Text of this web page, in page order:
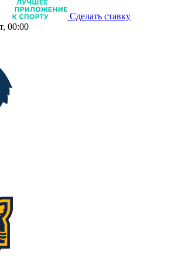
Сделать ставку
00:00